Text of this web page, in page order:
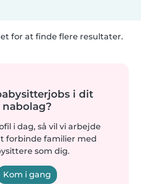
for at finde flere resultater.
i dit
nabolag?
i dag, så vil vi arbejde
forbinde familier med
som dig.
Kom i gang